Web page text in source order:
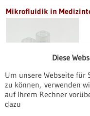
Mikrofluidik in
Ultra-kompakt:
Diese
Um unsere Webseite für
zu können, verwenden
auf Ihrem Rechner
dazu